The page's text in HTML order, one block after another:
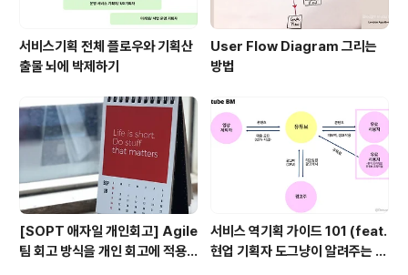
서비스기획 전체 플로우와 기획산
출물 뇌에 박제하기
User Flow Diagram 그리는
방법
[SOPT 애자일 개인회고] Agile
팀 회고 방식을 개인 회고에 적용
서비스 역기획 가이드 101 (feat.
현업 기획자 도그냥이 알려주는 서